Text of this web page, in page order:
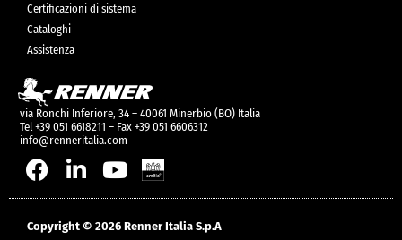
Certificazioni di sistema
Cataloghi
Assistenza
via Ronchi Inferiore, 34 – 40061 Minerbio (BO) Italia
Tel +39 051 6618211 – Fax +39 051 6606312
info@renneritalia.com
Copyright © 2026 Renner Italia S.p.A